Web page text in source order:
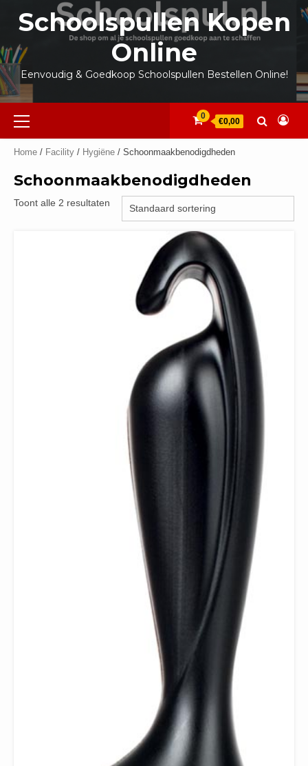
inhoud
Schoolspullen Kopen
Online
Eenvoudig & Goedkoop Schoolspullen Bestellen Online!
Primair
menu
0
€0,00
Home / Facility / Hygiëne / Schoonmaakbenodigdheden
Schoonmaakbenodigdheden
Toont alle 2 resultaten